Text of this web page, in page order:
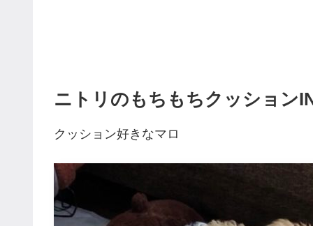
ニトリのもちもちクッション
クッション好きなマロ